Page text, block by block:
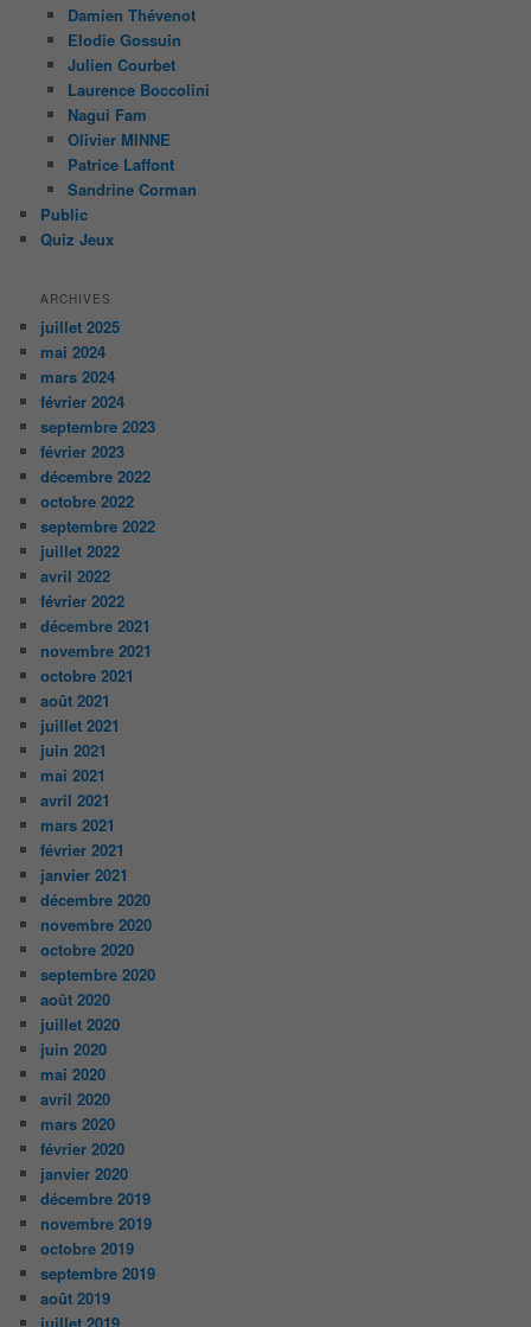
Damien Thévenot
Elodie Gossuin
Julien Courbet
Laurence Boccolini
Nagui Fam
Olivier MINNE
Patrice Laffont
Sandrine Corman
Public
Quiz Jeux
ARCHIVES
juillet 2025
mai 2024
mars 2024
février 2024
septembre 2023
février 2023
décembre 2022
octobre 2022
septembre 2022
juillet 2022
avril 2022
février 2022
décembre 2021
novembre 2021
octobre 2021
août 2021
juillet 2021
juin 2021
mai 2021
avril 2021
mars 2021
février 2021
janvier 2021
décembre 2020
novembre 2020
octobre 2020
septembre 2020
août 2020
juillet 2020
juin 2020
mai 2020
avril 2020
mars 2020
février 2020
janvier 2020
décembre 2019
novembre 2019
octobre 2019
septembre 2019
août 2019
juillet 2019